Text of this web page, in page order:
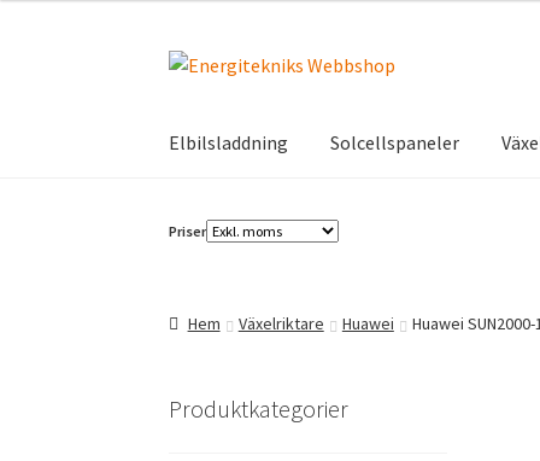
Hoppa
Hoppa
Elbilsladdning Solcellspaneler
Priser
Hem Växelriktare Huawei Huawei SUN2000-
Produktkategorier